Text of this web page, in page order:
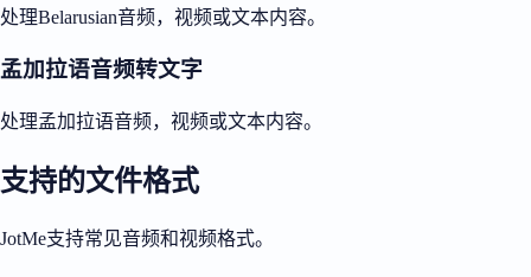
处理Belarusian音频，视频或文本内容。
孟加拉语音频转文字
处理孟加拉语音频，视频或文本内容。
支持的文件格式
JotMe支持常见音频和视频格式。